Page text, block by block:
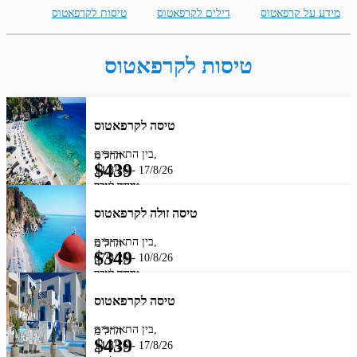
טיסות לקרפאטוס דילים לקרפאטוס מידע על קרפאטוס
טיסות לקרפאטוס
טיסה לקרפאטוס
החל מ
$439
מחיר לאדם
14/8/26- 17/8/26
טיסת שכר
טיסה זולה לקרפאטוס
החל מ
$349
מחיר לאדם
07/8/26- 10/8/26
טיסת שכר
טיסה לקרפאטוס
החל מ
$439
14/8/26- 17/8/26